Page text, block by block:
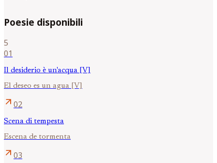
Poesie disponibili
5
01
Il desiderio è un'acqua [V]
El deseo es un agua [V]
arrow_outward 02
Scena di tempesta
Escena de tormenta
arrow_outward 03